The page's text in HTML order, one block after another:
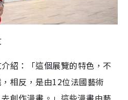
紹：「這個展覽的特色，不
相反，是由12位法國藝術